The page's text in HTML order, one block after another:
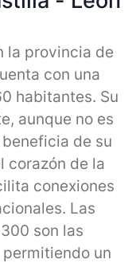
la provincia de
con una
habitantes. Su
aunque no es
de su
corazón de la
conexiones
Las
son las
un